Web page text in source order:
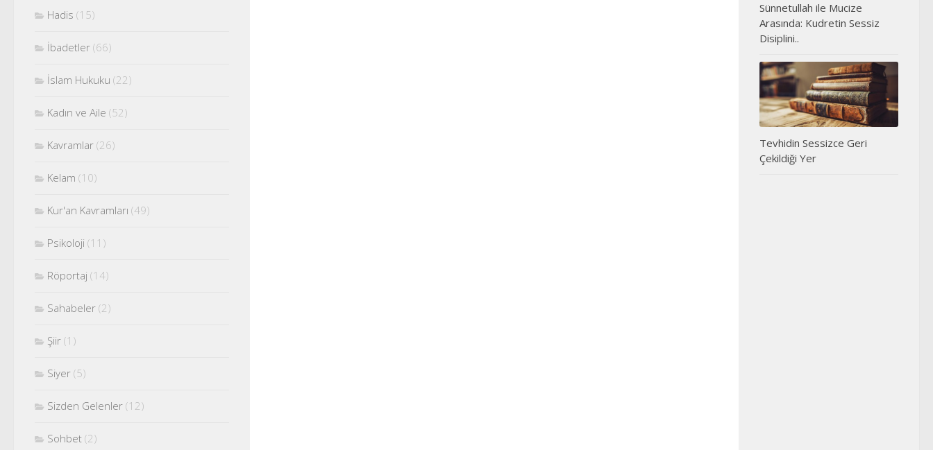
Hadis (15)
İbadetler (66)
İslam Hukuku (22)
Kadın ve Aile (52)
Kavramlar (26)
Kelam (10)
Kur'an Kavramları (49)
Psikoloji (11)
Röportaj (14)
Sahabeler (2)
Şiir (1)
Siyer (5)
Sizden Gelenler (12)
Sohbet (2)
Sünnetullah ile Mucize
Arasında: Kudretin Sessiz
Disiplini..
Tevhidin Sessizce Geri
Çekildiği Yer